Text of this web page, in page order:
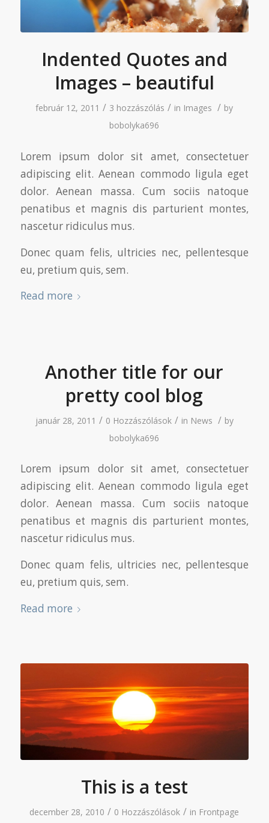
Indented Quotes and
Images – beautiful
február 12, 2011 / 3 hozzászólás / in Images / by
bobolyka696
Lorem ipsum dolor sit amet, consectetuer
adipiscing elit. Aenean commodo ligula eget
dolor. Aenean massa. Cum sociis natoque
penatibus et magnis dis parturient montes,
nascetur ridiculus mus.
Donec quam felis, ultricies nec, pellentesque
eu, pretium quis, sem.
Read more
Another title for our
pretty cool blog
január 28, 2011 / 0 Hozzászólások / in News / by
bobolyka696
Lorem ipsum dolor sit amet, consectetuer
adipiscing elit. Aenean commodo ligula eget
dolor. Aenean massa. Cum sociis natoque
penatibus et magnis dis parturient montes,
nascetur ridiculus mus.
Donec quam felis, ultricies nec, pellentesque
eu, pretium quis, sem.
Read more
This is a test
december 28, 2010 / 0 Hozzászólások / in Frontpage